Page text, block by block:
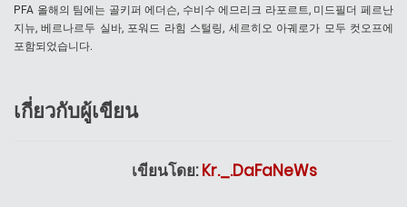
PFA 올해의 팀에는 골키퍼 에더슨, 수비수 에므리크 라포르트, 미드필더 페르난
지뉴, 베르나르두 실바, 포워드 라힘 스털링, 세르히오 아궤로가 모두 컷오프에
포함되었습니다.
เกี่ยวกับผู้เขียน
เขียนโดย:Kr._.DaFaNeWs